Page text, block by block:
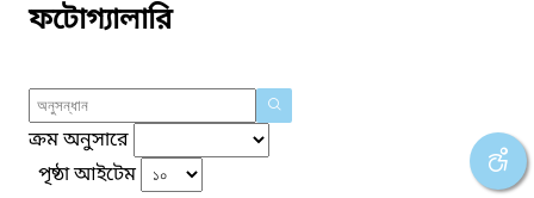
ফটোগ্যালারি
ক্রম অনুসারে
পৃষ্ঠা আইটেম